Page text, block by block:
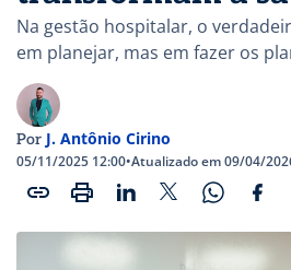
Na gestão hospitalar, o
em planejar, mas em fazer os
Por J. Antônio Cirino
05/11/2025 12:00•Atualizado em 09/04/